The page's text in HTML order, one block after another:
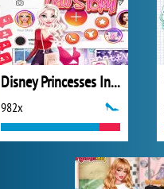
Disney Princesses Instagram Stories
982x